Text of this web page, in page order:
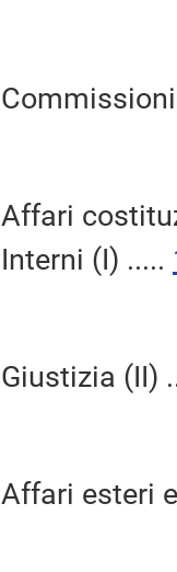
Affari
Interni (I) .....
Giustizia (II)
Affari esteri